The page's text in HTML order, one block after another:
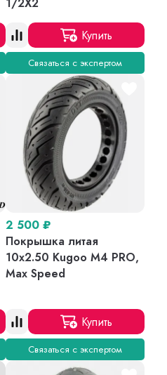
Купить
Связаться с экспертом
2 500 ₽
Покрышка литая
10х2.50 Kugoo M4 PRO,
Max Speed
Купить
Связаться с экспертом